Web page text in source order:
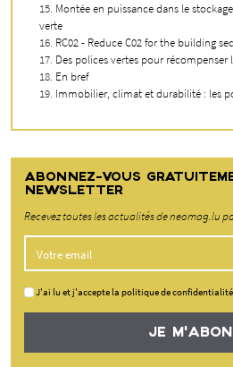
Montée en puissance dans le
verte
RC02 - Reduce C02 for the building
Des polices vertes pour récompenser
En bref
Immobilier, climat et durabilité : les
ABONNEZ-VOUS
NEWSLETTER
Recevez toutes les actualités de neomag.lu
J'ai lu et j'accepte la politique de confidentialité
JE